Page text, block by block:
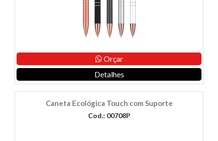
Orçar
Detalhes
Caneta Ecológica Touch com Suporte
Cod.: 00708P